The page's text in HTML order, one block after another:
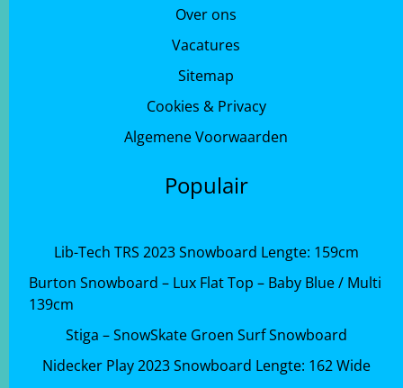
Over ons
Vacatures
Sitemap
Cookies & Privacy
Algemene Voorwaarden
Populair
Lib-Tech TRS 2023 Snowboard Lengte: 159cm
Burton Snowboard – Lux Flat Top – Baby Blue / Multi
139cm
Stiga – SnowSkate Groen Surf Snowboard
Nidecker Play 2023 Snowboard Lengte: 162 Wide